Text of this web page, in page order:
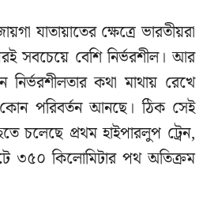
যাতায়াতের ক্ষেত্রে ভারতীয়রা
সবচেয়ে বেশি নির্ভরশীল। আর
কথা মাথায় রেখে
পরিবর্তন আনছে। ঠিক সেই
চলেছে প্রথম হাইপারলুপ ট্রেন,
৩৫০ কিলোমিটার পথ অতিক্রম